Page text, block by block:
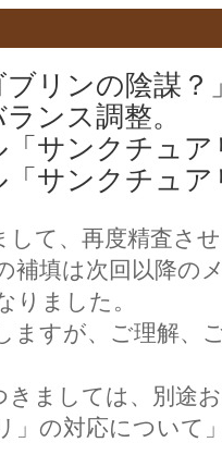
リンの陰謀？
ンス調整。
サンクチュア
サンクチュア
て、再度精査さ
補填は次回以降の
りました。
ますが、ご理解、
ましては、別途
」の対応について